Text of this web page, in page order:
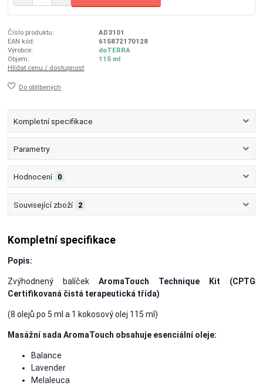
Číslo produktu:
AD3101
EAN kód:
615872170128
Výrobce:
doTERRA
Objem:
115 ml
Hlídat cenu / dostupnost
Do oblíbených
Kompletní specifikace
Parametry
Hodnocení 0
Související zboží 2
Kompletní specifikace
Popis:
Zvýhodnený balíček AromaTouch Technique Kit (CPTG
Certifikovaná čistá terapeutická třída)
(8 olejů po 5 ml a 1 kokosový olej 115 ml)
Masážní sada AromaTouch obsahuje esenciální oleje:
Balance
Lavender
Melaleuca